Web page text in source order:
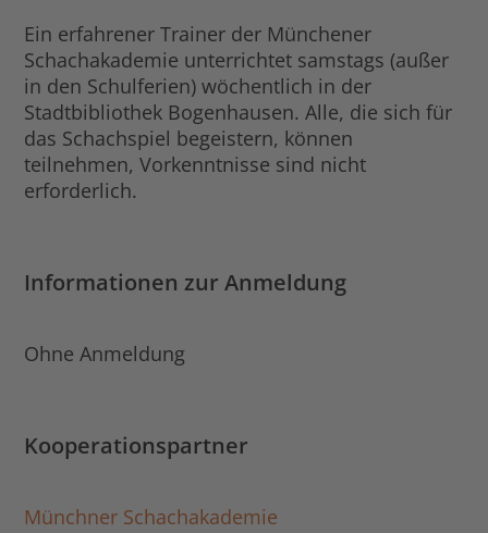
Ein erfahrener Trainer der Münchener
Schachakademie unterrichtet samstags (außer
in den Schulferien) wöchentlich in der
Stadtbibliothek Bogenhausen. Alle, die sich für
das Schachspiel begeistern, können
teilnehmen, Vorkenntnisse sind nicht
erforderlich.
Informationen zur Anmeldung
Ohne Anmeldung
Kooperationspartner
Münchner Schachakademie